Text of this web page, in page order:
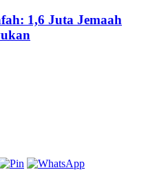
1,6 Juta Jemaah